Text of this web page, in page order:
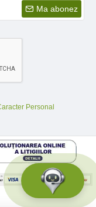
Ma abonez
Personal